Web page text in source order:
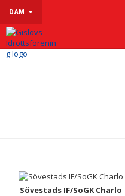
DAM
HEM
KONTAKT
Sövestads IF/SoGK Charlo